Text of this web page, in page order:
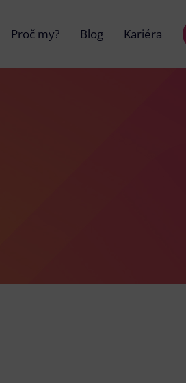
Proč my? Blog Kariéra